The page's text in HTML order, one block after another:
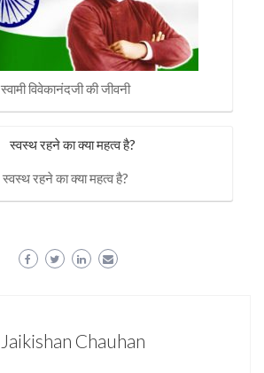
स्वामी विवेकानंदजी की जीवनी
स्वस्थ रहने का क्या महत्व है?
Jaikishan Chauhan